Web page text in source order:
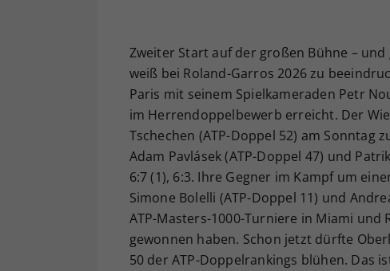
Zweiter Start auf der großen Bühne –
weiß bei Roland-Garros 2026 zu
Paris mit seinem Spielkameraden Petr
im Herrendoppelbewerb erreicht. Der
Tschechen (ATP-Doppel 52) am Sonntag
Adam Pavlásek (ATP-Doppel 47) und
6:7 (1), 6:3. Ihre Gegner im Kampf um
Simone Bolelli (ATP-Doppel 11) und
ATP-Masters-1000-Turniere in Miami und
gewonnen haben. Schon jetzt dürfte
50 der ATP-Doppelrankings blühen. Das